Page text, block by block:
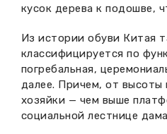
кусок дерева к подошве,
Из истории обуви Китая
классифицируется по
погребальная,
далее. Причем, от высоты
хозяйки — чем выше
социальной лестнице